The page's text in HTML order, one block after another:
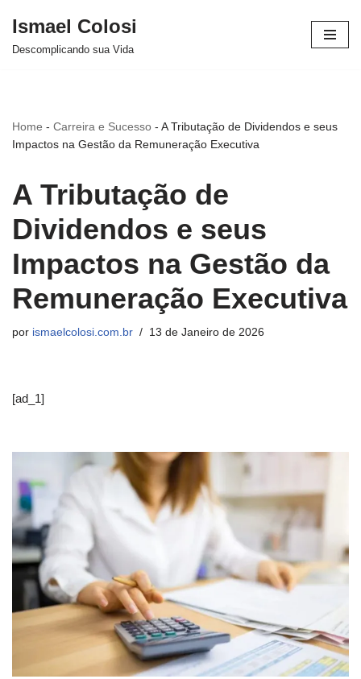
Avançar
Ismael Colosi
Descomplicando sua Vida
Home - Carreira e Sucesso - A Tributação de Dividendos e seus
Impactos na Gestão da Remuneração Executiva
A Tributação de
Dividendos e seus
Impactos na Gestão da
Remuneração Executiva
por ismaelcolosi.com.br 13 de Janeiro de 2026
[ad_1]